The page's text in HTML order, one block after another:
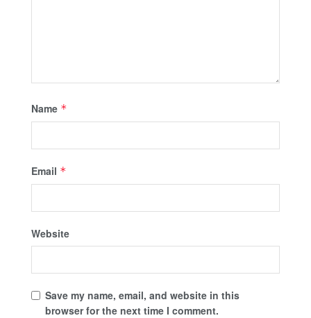
Name *
Email *
Website
Save my name, email, and website in this
browser for the next time I comment.